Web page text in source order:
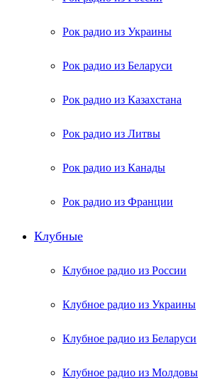
Рок радио из Украины
Рок радио из Беларуси
Рок радио из Казахстана
Рок радио из Литвы
Рок радио из Канады
Рок радио из Франции
Клубные
Клубное радио из России
Клубное радио из Украины
Клубное радио из Беларуси
Клубное радио из Молдовы